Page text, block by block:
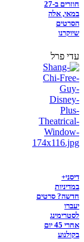
חוזרים ב-27
במאי, אלה
הסרטים
שיוקרנו
עדי פרל
דיסני+
במדיניות
חדשה? סרטים
יעברו
לסטרימינג
אחרי 45 יום
בקולנוע